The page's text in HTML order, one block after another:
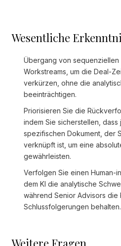
Wesentliche
Übergang von sequenziellen
Workstreams, um die Deal-
verkürzen, ohne die
beeinträchtigen.
Priorisieren Sie die
indem Sie sicherstellen, dass
spezifischen Dokument, der
verknüpft ist, um eine
gewährleisten.
Verfolgen Sie einen Human-
dem KI die analytische
während Senior Advisors
Schlussfolgerungen behalten.
Weitere Fragen